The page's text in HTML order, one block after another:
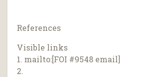
References
Visible links
1. mailto:[FOI #9548 email]
2.